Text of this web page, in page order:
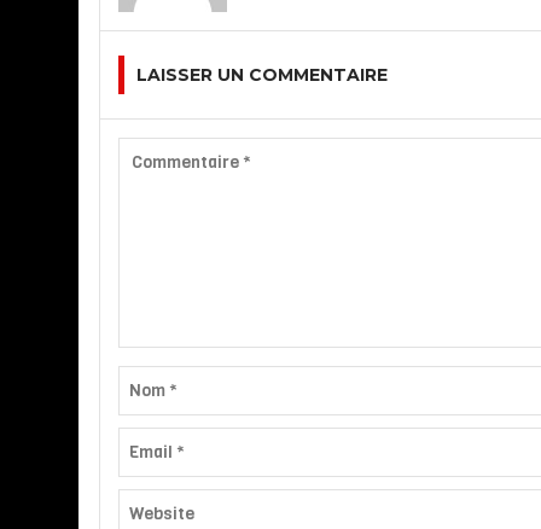
LAISSER UN COMMENTAIRE